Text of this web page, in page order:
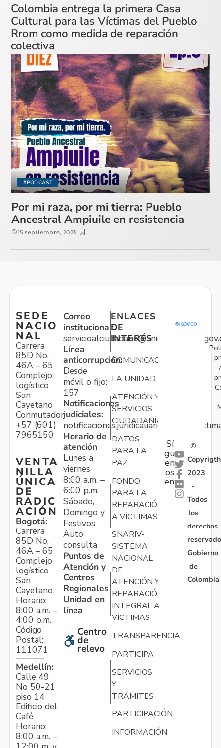
Colombia entrega la primera Casa
Cultural para las Víctimas del Pueblo
Rrom como medida de reparación
colectiva
#PODCAST
Por mi raza, por mi tierra: Pueblo
Ancestral Ampiuile en resistencia
15 septiembre, 2023
SEDE
NACIO
NAL
Carrera
85D No.
46A – 65
Complejo
logístico
San
Cayetano
Conmutador:
+57 (601)
7965150
VENTA
NILLA
ÚNICA
DE
RADIC
ACIÓN
Bogotá:
Carrera
85D No.
46A – 65
Complejo
logístico
San
Cayetano
Horario:
8:00 a.m. –
4:00 p.m.
Código
Postal:
111071
Medellín:
Calle 49
No 50-21
piso 14
Edificio del
Café
Horario:
8:00 a.m. –
Correo
institucional:
Línea
anticorrupción:
Desde
móvil o fijo:
157
Notificaciones
judiciales:
Horario de
atención
Lunes a
viernes
8:00 a.m. –
6:00 p.m.
Sábado,
Domingo y
Festivos
Auto
consulta
Puntos de
Atención y
Centros
Regionales
Unidad en
línea
Centro
de
relevo
ENLACES
DE
INTERÉS
COMUNICACIONES
LA UNIDAD
ATENCIÓN Y
SERVICIOS
CIUDADANÍA
DATOS
PARA LA
PAZ
FONDO
PARA LA
REPARACIÓN
A VÍCTIMAS
SNARIV-
SISTEMA
NACIONAL
DE
ATENCIÓN Y
REPARACIÓN
INTEGRAL A
VÍCTIMAS
TRANSPARENCIA
PARTICIPA
SERVICIOS
Y
TRÁMITES
PARTICIPACIÓN
INFORMACIÓN
Sí
gu
en
os
en:
©
Copyrigth
2023
-
Todos
los
derechos
Gobierno
de
Colombia